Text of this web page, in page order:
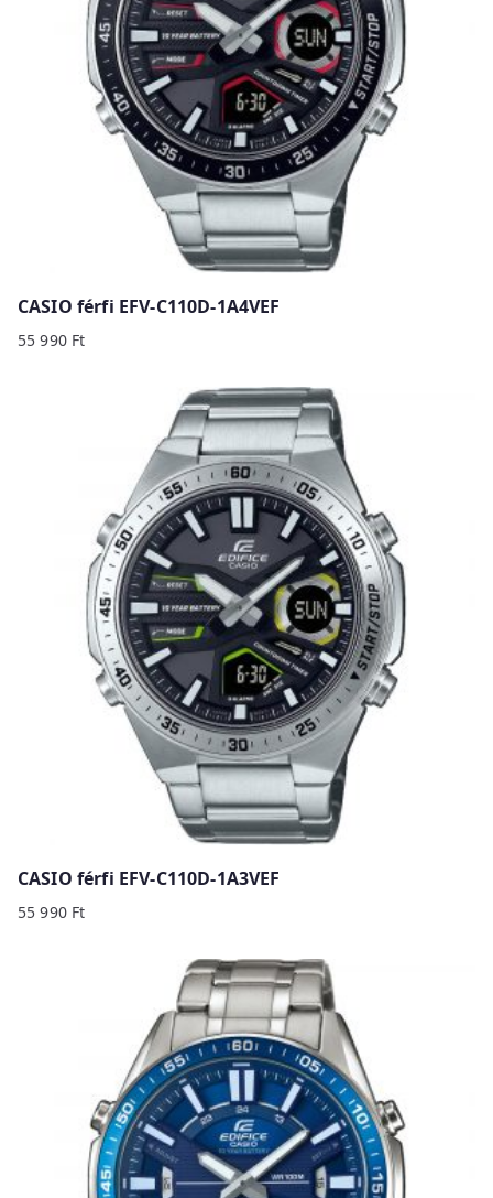
CASIO férfi EFV-C110D-1A4VEF
55 990 Ft
CASIO férfi EFV-C110D-1A3VEF
55 990 Ft